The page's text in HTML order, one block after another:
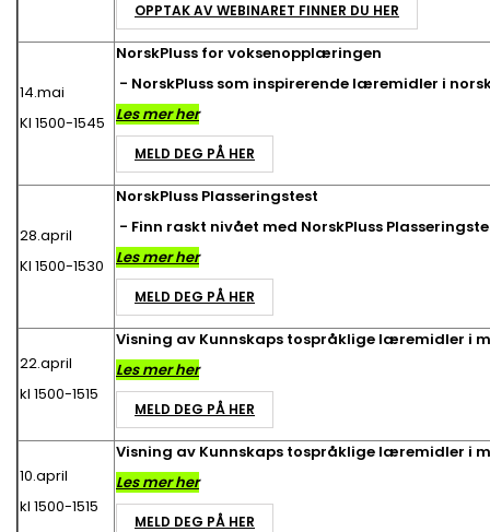
OPPTAK AV WEBINARET FINNER DU HER
14.mai
Kl 1500-1545
NorskPluss for voksenopplæringen
- NorskPluss som inspirerende læremidler i
Les mer her
MELD DEG PÅ HER
28.april
Kl 1500-1530
NorskPluss Plasseringstest
- Finn raskt nivået med NorskPluss
Les mer her
MELD DEG PÅ HER
22.april
kl 1500-1515
Visning av Kunnskaps tospråklige læremidler i
Les mer her
MELD DEG PÅ HER
10.april
kl 1500-1515
Visning av Kunnskaps tospråklige læremidler i
Les mer her
MELD DEG PÅ HER